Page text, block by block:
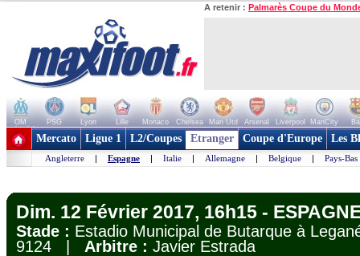
A retenir : Palmarès Coupe du
OM PSG Lyon Lille Monaco Chelsea Man Utd Arsenal Liverpool ManCity
+ de clubs
Mercato Ligue 1 L2/Coupes Etranger Coupe d'Europe Les
Angleterre | Espagne | Italie | Allemagne | Belgique | Pays-Bas
Dim. 12 Février 2017, 16h15 -
Stade : Estadio Municipal de Butarque à
9124 | Arbitre : Javier Estrada